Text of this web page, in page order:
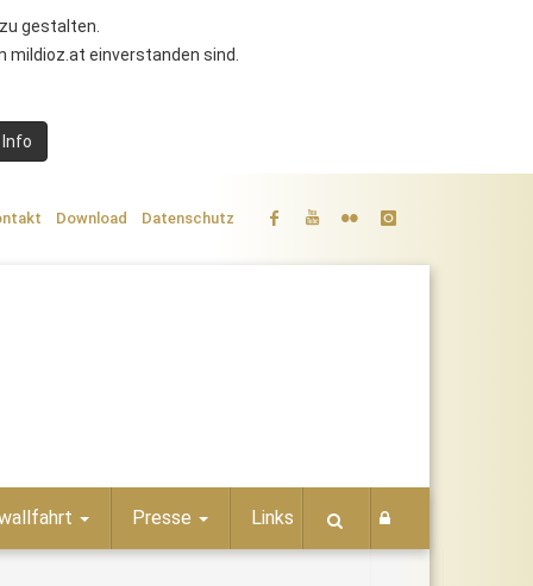
gestalten.
mildioz.at einverstanden sind.
Download Datenschutz
Presse Links